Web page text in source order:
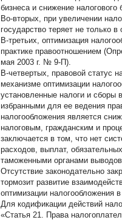
бизнеса и снижение
Во-вторых, при увеличении
государство теряет не только
В-третьих, оптимизация
практике правоотношением
мая 2003 г. № 9-П).
В-четвертых, правовой статус
механизме оптимизации
установленные налоги и сборы
избранными для ее ведения
налогообложения является
налоговым, гражданским и
заключается в том, что нет
расходов, выплат,
таможенными органами
Отсутствие законодательно
тормозит развитие
оптимизации налогообложения
Для кодификации действий
«Статья 21. Права